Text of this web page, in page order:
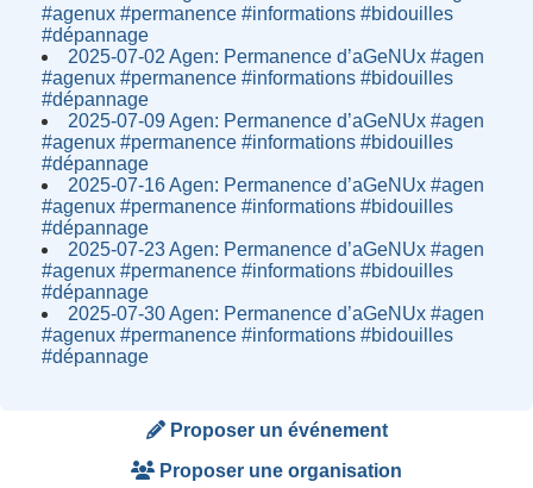
#agenux #permanence #informations #bidouilles
#dépannage
2025-07-02 Agen: Permanence d’aGeNUx #agen
#agenux #permanence #informations #bidouilles
#dépannage
2025-07-09 Agen: Permanence d’aGeNUx #agen
#agenux #permanence #informations #bidouilles
#dépannage
2025-07-16 Agen: Permanence d’aGeNUx #agen
#agenux #permanence #informations #bidouilles
#dépannage
2025-07-23 Agen: Permanence d’aGeNUx #agen
#agenux #permanence #informations #bidouilles
#dépannage
2025-07-30 Agen: Permanence d’aGeNUx #agen
#agenux #permanence #informations #bidouilles
#dépannage
Proposer un événement
Proposer une organisation